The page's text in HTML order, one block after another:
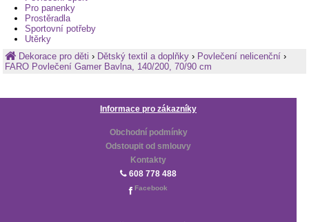
Pro panenky
Prostěradla
Sportovní potřeby
Utěrky
Dekorace pro děti› Dětský textil a doplňky › Povlečení nelicenční ›
FARO Povlečení Gamer Bavlna, 140/200, 70/90 cm
Informace pro zákazníky
Obchodní podmínky
Odstoupit od smlouvy
Kontakty
608 778 488
Facebook